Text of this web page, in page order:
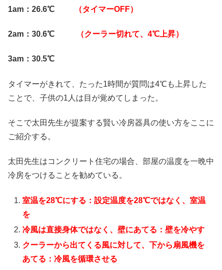
1am：26.6℃ （タイマーOFF）
2am：30.6℃ （クーラー切れて、4℃上昇）
3am：30.5℃
タイマーがきれて、たった1時間が質問は4℃も上昇した
ことで、子供の1人は目が覚めてしまった。
そこで太田先生が提案する賢い冷房器具の使い方をここに
ご紹介する。
太田先生はコンクリート住宅の場合、部屋の温度を一晩中
冷房をつけることを勧めている。
室温を28℃にする：設定温度を28℃ではなく、室温
を
冷風は直接身体ではなく、壁にあてる：壁を冷やす
クーラーから出てくる風に対して、下から扇風機を
あてる：冷風を循環させる